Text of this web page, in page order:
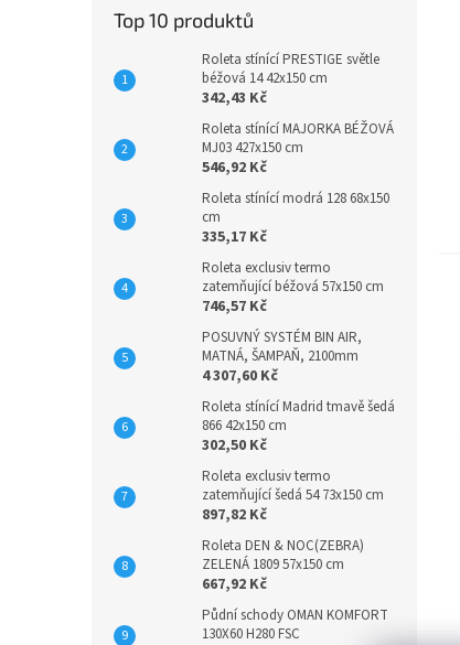
Top 10 produktů
Roleta stínící PRESTIGE světle
béžová 14 42x150 cm
342,43 Kč
Roleta stínící MAJORKA BÉŽOVÁ
MJ03 427x150 cm
546,92 Kč
Roleta stínící modrá 128 68x150
cm
335,17 Kč
Roleta exclusiv termo
zatemňující béžová 57x150 cm
746,57 Kč
POSUVNÝ SYSTÉM BIN AIR,
MATNÁ, ŠAMPAŇ, 2100mm
4 307,60 Kč
Roleta stínící Madrid tmavě šedá
866 42x150 cm
302,50 Kč
Roleta exclusiv termo
zatemňující šedá 54 73x150 cm
897,82 Kč
Roleta DEN & NOC(ZEBRA)
ZELENÁ 1809 57x150 cm
667,92 Kč
Půdní schody OMAN KOMFORT
130X60 H280 FSC